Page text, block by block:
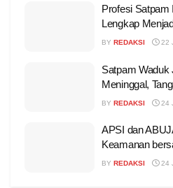
Profesi Satpam
Lengkap
BY REDAKSI 22
Satpam Waduk
Meninggal,
BY REDAKSI 24
APSI dan
Keamanan
BY REDAKSI 24